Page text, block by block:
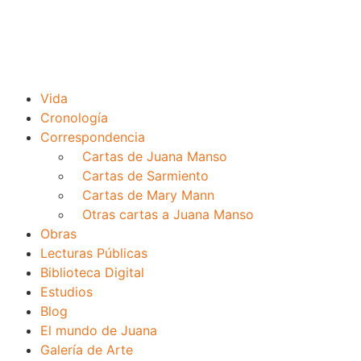
Vida
Cronología
Correspondencia
Cartas de Juana Manso
Cartas de Sarmiento
Cartas de Mary Mann
Otras cartas a Juana Manso
Obras
Lecturas Públicas
Biblioteca Digital
Estudios
Blog
El mundo de Juana
Galería de Arte